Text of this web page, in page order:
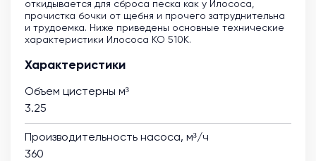
откидывается для сброса песка как у Илососа,
прочистка бочки от щебня и прочего затруднительна
и трудоемка. Ниже приведены основные технические
характеристики Илососа КО 510К.
Характеристики
Объем цистерны м³
3.25
Производительность насоса, м³/ч
360